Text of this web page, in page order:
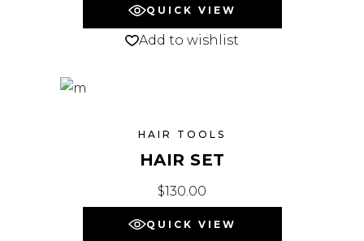
QUICK VIEW
Add to wishlist
HAIR TOOLS
HAIR SET
$130.00
QUICK VIEW